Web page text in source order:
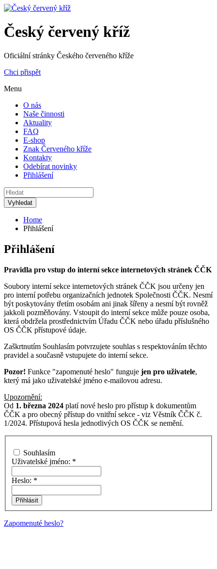
Český červený kříž
Oficiální stránky Českého červeného kříže
Chci přispět
Menu
O nás
Naše činnosti
Aktuality
FAQ
E-shop
Znak Červeného kříže
Kontakty
Odebírat novinky
Přihlášení
Home
Přihlášení
Přihlášení
Pravidla pro vstup do interní sekce internetových stránek ČČK
Soubory interní sekce internetových stránek ČČK jsou určeny jen
pro interní potřebu organizačních jednotek Společnosti ČČK. Nesmí
být poskytovány třetím osobám ani jinak šířeny a nesmí být rovněž
jakkoli pozměňovány. Vstoupit do interní sekce může pouze osoba,
která obdržela prostřednictvím Úřadu ČČK nebo úřadu příslušného
OS ČČK přístupové údaje.
Zaškrtnutím Souhlasím potvrzujete souhlas s respektováním těchto
pravidel a současně vstupujete do interní sekce.
Pozor! Funkce "zapomenuté heslo" funguje jen pro uživatele,
který má jako uživatelské jméno e-mailovou adresu.
Upozornění:
Od 1. března 2024 platí nové heslo pro přístup k dokumentům
ČČK a pro obecný přístup do vnitřní sekce - viz Věstník ČČK č.
1/2024. Přístupová hesla jednotlivých OS ČČK se nemění.
Souhlasím
Uživatelské jméno: *
Heslo: *
Zapomenuté heslo?